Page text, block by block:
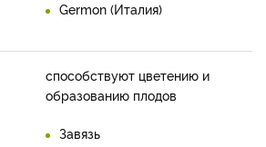
Germon (Италия)
способствуют цветению и
образованию плодов
Завязь